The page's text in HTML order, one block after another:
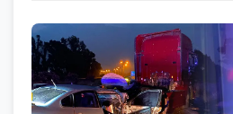
KRİPTO PARALAR
NÖBETÇİ ECZANELER